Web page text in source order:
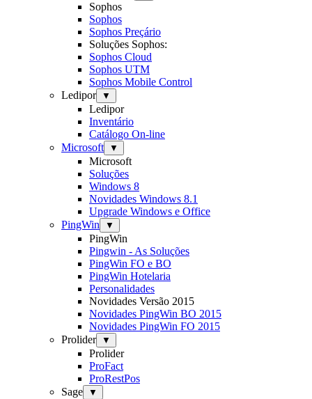
Sophos
Sophos
Sophos Preçário
Soluções Sophos:
Sophos Cloud
Sophos UTM
Sophos Mobile Control
Ledipor
▼
Ledipor
Inventário
Catálogo On-line
Microsoft
▼
Microsoft
Soluções
Windows 8
Novidades Windows 8.1
Upgrade Windows e Office
PingWin
▼
PingWin
Pingwin - As Soluções
PingWin FO e BO
PingWin Hotelaria
Personalidades
Novidades Versão 2015
Novidades PingWin BO 2015
Novidades PingWin FO 2015
Prolider
▼
Prolider
ProFact
ProRestPos
Sage
▼